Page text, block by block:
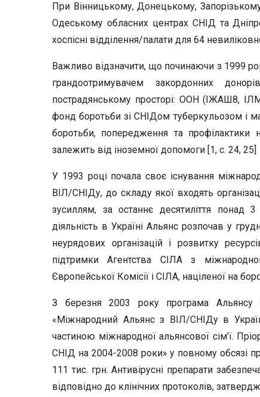
При Вінницькому, Донецькому,
Одеському обласних центрах СНІД та
хоспісні відділення/палати для 64
Важливо відзначити, що починаючи з 1999
грандоотримувачем закордонних
пострадянському просторі: ООН (ІЖАШ8,
фонд боротьби зі СНІДом туберкульозом і
боротьби, попередження та профілактики
залежить від іноземної допомоги [1, с. 24, 25]
У 1993 році почала своє існування
ВІЛ/СНІДу, до складу якої входять
зусиллям, за останнє десятиліття понад
діяльність в Україні Альянс розпочав у
неурядових організацій і розвитку
підтримки Агентства СІЛА з
Європейської Комісії і СІЛА, націленої на
З березня 2003 року програма Альянсу
«Міжнародний Альянс з ВІЛ/СНІДу в
частиною міжнародної альянсової сім’ї.
СНІД на 2004-2008 роки» у повному обсязі
111 тис. грн. Антивірусні препарати
відповідно до клінічних протоколів,